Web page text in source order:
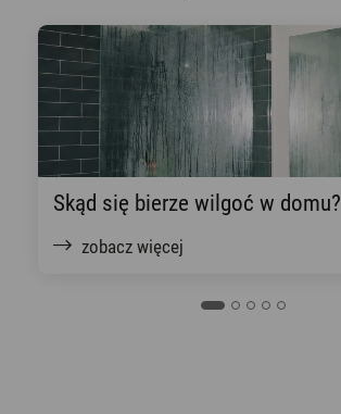
Skąd się bierze wilgoć w domu?
zobacz więcej